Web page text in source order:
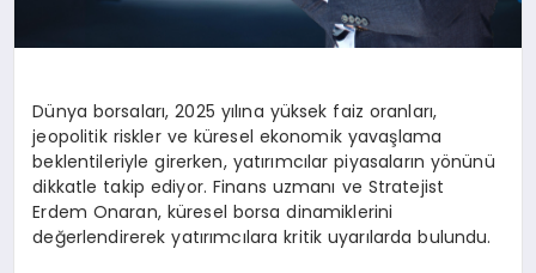
Dünya borsaları, 2025 yılına yüksek faiz oranları,
jeopolitik riskler ve küresel ekonomik yavaşlama
beklentileriyle girerken, yatırımcılar piyasaların yönünü
dikkatle takip ediyor. Finans uzmanı ve Stratejist
Erdem Onaran, küresel borsa dinamiklerini
değerlendirerek yatırımcılara kritik uyarılarda bulundu.